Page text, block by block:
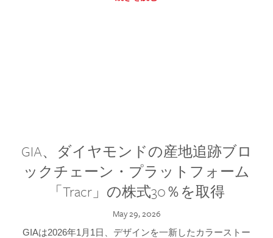
GIA、ダイヤモンドの産地追跡ブロ
ックチェーン・プラットフォーム
「Tracr」の株式30％を取得
May 29, 2026
GIAは2026年1月1日、デザインを一新したカラーストー